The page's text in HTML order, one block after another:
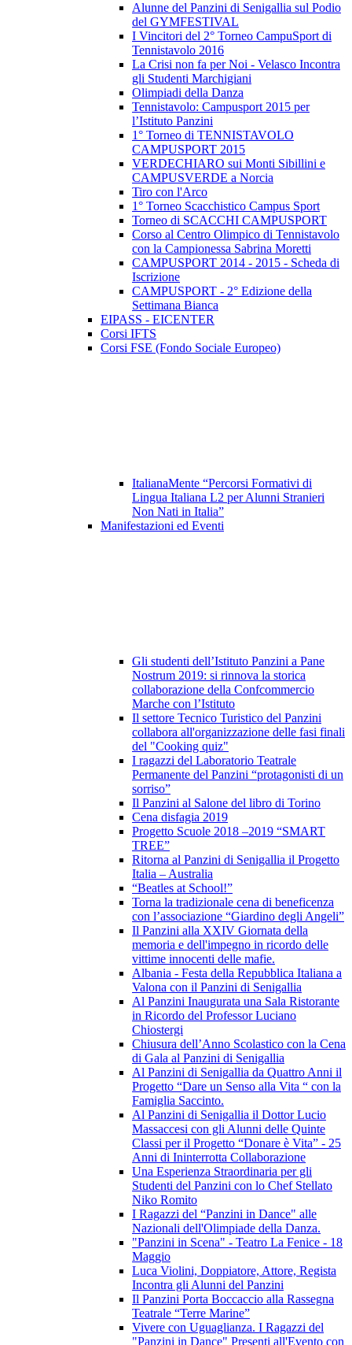
Alunne del Panzini di Senigallia sul Podio
del GYMFESTIVAL
I Vincitori del 2° Torneo CampuSport di
Tennistavolo 2016
La Crisi non fa per Noi - Velasco Incontra
gli Studenti Marchigiani
Olimpiadi della Danza
Tennistavolo: Campusport 2015 per
l’Istituto Panzini
1° Torneo di TENNISTAVOLO
CAMPUSPORT 2015
VERDECHIARO sui Monti Sibillini e
CAMPUSVERDE a Norcia
Tiro con l'Arco
1° Torneo Scacchistico Campus Sport
Torneo di SCACCHI CAMPUSPORT
Corso al Centro Olimpico di Tennistavolo
con la Campionessa Sabrina Moretti
CAMPUSPORT 2014 - 2015 - Scheda di
Iscrizione
CAMPUSPORT - 2° Edizione della
Settimana Bianca
EIPASS - EICENTER
Corsi IFTS
Corsi FSE (Fondo Sociale Europeo)
ItalianaMente “Percorsi Formativi di
Lingua Italiana L2 per Alunni Stranieri
Non Nati in Italia”
Manifestazioni ed Eventi
Gli studenti dell’Istituto Panzini a Pane
Nostrum 2019: si rinnova la storica
collaborazione della Confcommercio
Marche con l’Istituto
Il settore Tecnico Turistico del Panzini
collabora all'organizzazione delle fasi finali
del "Cooking quiz"
I ragazzi del Laboratorio Teatrale
Permanente del Panzini “protagonisti di un
sorriso”
Il Panzini al Salone del libro di Torino
Cena disfagia 2019
Progetto Scuole 2018 –2019 “SMART
TREE”
Ritorna al Panzini di Senigallia il Progetto
Italia – Australia
“Beatles at School!”
Torna la tradizionale cena di beneficenza
con l’associazione “Giardino degli Angeli”
Il Panzini alla XXIV Giornata della
memoria e dell'impegno in ricordo delle
vittime innocenti delle mafie.
Albania - Festa della Repubblica Italiana a
Valona con il Panzini di Senigallia
Al Panzini Inaugurata una Sala Ristorante
in Ricordo del Professor Luciano
Chiostergi
Chiusura dell’Anno Scolastico con la Cena
di Gala al Panzini di Senigallia
Al Panzini di Senigallia da Quattro Anni il
Progetto “Dare un Senso alla Vita “ con la
Famiglia Saccinto.
Al Panzini di Senigallia il Dottor Lucio
Massaccesi con gli Alunni delle Quinte
Classi per il Progetto “Donare è Vita” - 25
Anni di Ininterrotta Collaborazione
Una Esperienza Straordinaria per gli
Studenti del Panzini con lo Chef Stellato
Niko Romito
I Ragazzi del “Panzini in Dance" alle
Nazionali dell'Olimpiade della Danza.
"Panzini in Scena" - Teatro La Fenice - 18
Maggio
Luca Violini, Doppiatore, Attore, Regista
Incontra gli Alunni del Panzini
Il Panzini Porta Boccaccio alla Rassegna
Teatrale “Terre Marine”
Vivere con Uguaglianza. I Ragazzi del
"Panzini in Dance" Presenti all'Evento con